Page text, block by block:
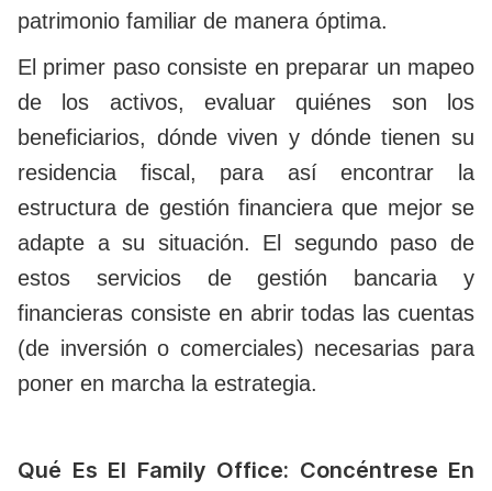
patrimonio familiar de manera óptima.
El primer paso consiste en preparar un mapeo
de los activos, evaluar quiénes son los
beneficiarios, dónde viven y dónde tienen su
residencia fiscal, para así encontrar la
estructura de gestión financiera que mejor se
adapte a su situación. El segundo paso de
estos servicios de gestión bancaria y
financieras consiste en abrir todas las cuentas
(de inversión o comerciales) necesarias para
poner en marcha la estrategia.
Qué Es El Family Office: Concéntrese En